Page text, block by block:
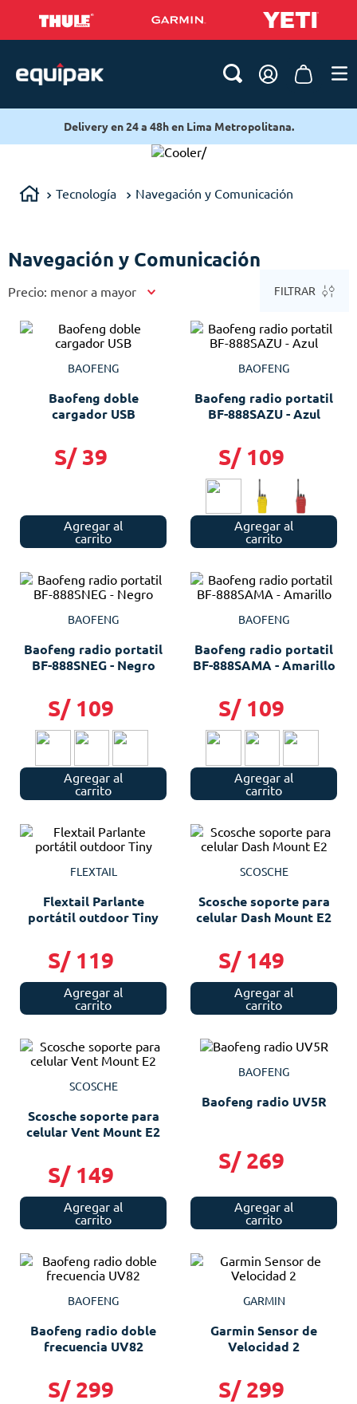
24 a 48h en Lima Metropolitana.
/
Tecnología Navegación y Comunicación
Navegación y Comunicación
Precio: menor a mayor FILTRAR
BAOFENG
Baofeng doble
cargador USB
S/ 39
Agregar al
carrito
BAOFENG
Baofeng radio portatil
BF-888SAZU - Azul
S/ 109
Agregar al
carrito
BAOFENG
Baofeng radio portatil
BF-888SNEG - Negro
S/ 109
Agregar al
carrito
BAOFENG
Baofeng radio portatil
BF-888SAMA - Amarillo
S/ 109
Agregar al
carrito
FLEXTAIL
Flextail Parlante
portátil outdoor Tiny
S/ 119
Agregar al
carrito
SCOSCHE
Scosche soporte para
celular Dash Mount E2
S/ 149
Agregar al
carrito
SCOSCHE
Scosche soporte para
celular Vent Mount E2
S/ 149
Agregar al
carrito
BAOFENG
Baofeng radio UV5R
S/ 269
Agregar al
carrito
BAOFENG
Baofeng radio doble
frecuencia UV82
S/ 299
GARMIN
Garmin Sensor de
Velocidad 2
S/ 299